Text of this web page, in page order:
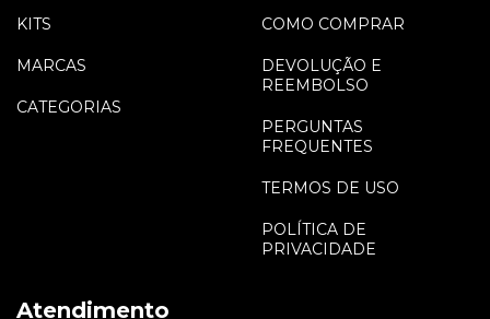
KITS
MARCAS
CATEGORIAS
COMO COMPRAR
DEVOLUÇÃO E
REEMBOLSO
PERGUNTAS
FREQUENTES
TERMOS DE USO
POLÍTICA DE
PRIVACIDADE
Atendimento